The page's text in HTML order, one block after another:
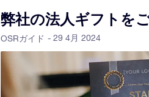
弊社の法人ギフトを
OSRガイド - 29 4月 2024